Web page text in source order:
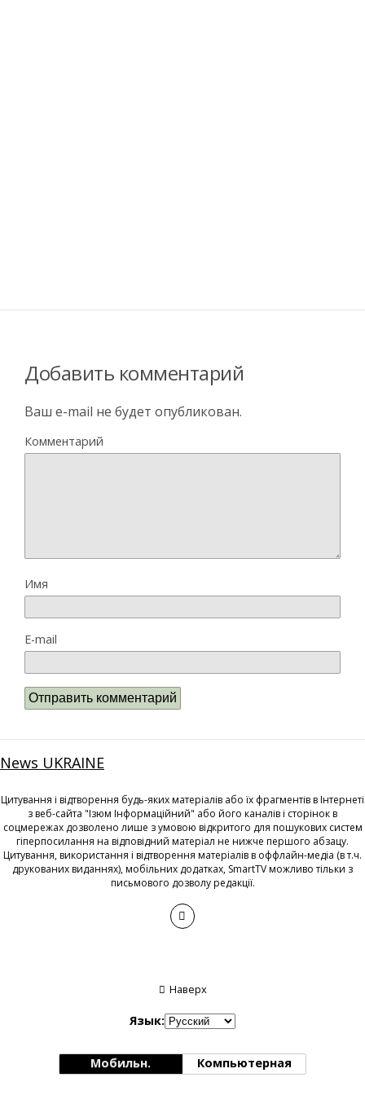
Добавить комментарий
Ваш e-mail не будет опубликован.
Комментарий
Имя
E-mail
News UKRAINE
Цитування і відтворення будь-яких матеріалів або їх фрагментів в Інтернеті
з веб-сайта "Ізюм Інформаційний" або його каналів і сторінок в
соцмережах дозволено лише з умовою відкритого для пошукових систем
гіперпосилання на відповідний матеріал не нижче першого абзацу.
Цитування, використання і відтворення матеріалів в оффлайн-медіа (в т.ч.
друкованих виданнях), мобільних додатках, SmartTV можливо тільки з
письмового дозволу редакції.
Наверх
Язык:
Мобильн. Компьютерная